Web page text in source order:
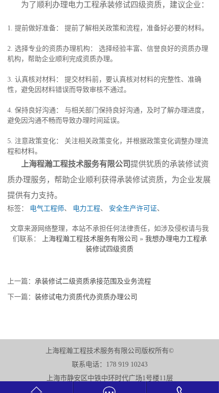
为了顺利办理电力工程承装修试四级资质，建议企业：
1. 提前做好准备： 提前了解相关政策和流程，准备好必要的材料。
2. 选择专业的资质办理机构： 选择经验丰富、信誉良好的资质办理
机构，帮助企业顺利完成资质办理。
3. 认真核对材料： 提交材料前，要认真核对材料的完整性、准确
性，避免因材料错误而导致审核不通过。
4. 保持良好沟通： 与相关部门保持良好沟通，及时了解办理进度，
避免因沟通不畅而导致办理时间延误。
5. 注意政策变化： 关注相关政策变化，并根据政策变化调整办理流
程和材料。
上海程瀚工程技术服务有限公司提供犹质的承装修试资
质办理服务，帮助企业顺利获得承装修试资质，为企业发展
提供有力支持。
标签： 电气工程师、 电力工程、 安全生产许可证、
文章来源网络整理，本站不承担任何法律责任，如涉及侵权请与我
们联系：
上海程瀚工程技术服务有限公司 » 我想办理电力工程承
装修试四级资质
上一篇： 承装修试二级资质承接范围及业务流程
下一篇： 装修试电力资质代办资质办理公司
上海程瀚工程技术服务有限公司版权所有©
联系电话：178 919 10243
上海市静安区中铁中环时代广场1号楼11层